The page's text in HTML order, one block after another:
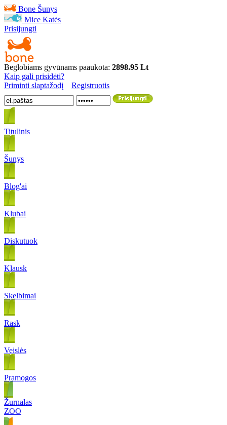
Bone Šunys
Mice Katės
Prisijungti
Beglobiams gyvūnams paaukota: 2898.95 Lt
Kaip gali prisidėti?
Priminti slaptažodį
Registruotis
Titulinis
Šunys
Blog'ai
Klubai
Diskutuok
Klausk
Skelbimai
Rask
Veislės
Pramogos
Žurnalas
ZOO